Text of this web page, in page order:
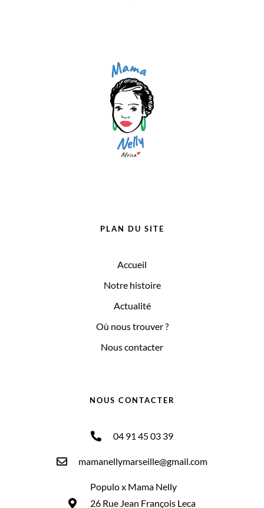
PLAN DU SITE
Accueil
Notre histoire
Actualité
Où nous trouver ?
Nous contacter
NOUS CONTACTER
04 91 45 03 39
mamanellymarseille@gmail.com
Populo x Mama Nelly
26 Rue Jean François Leca